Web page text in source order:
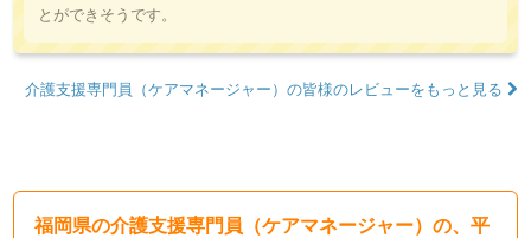
とができそうです。
介護支援専門員（ケアマネージャー）の皆様のレビューをもっと見る
福岡県の介護支援専門員（ケアマネージャー）の、平